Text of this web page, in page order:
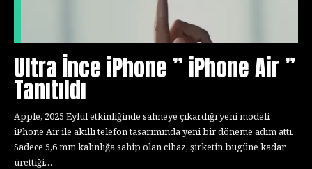
Ultra İnce iPhone ” iPhone Air ”
Tanıtıldı
Apple, 2025 Eylül etkinliğinde sahneye çıkardığı yeni modeli
iPhone Air ile akıllı telefon tasarımında yeni bir döneme adım attı.
Sadece 5,6 mm kalınlığa sahip olan cihaz, şirketin bugüne kadar
ürettiği…